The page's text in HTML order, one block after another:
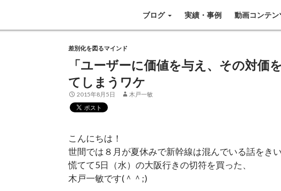
ブログ
実績・事例 動画コンテン
差別化を図るマインド
「ユーザーに価値を与え、その対価
てしまうワケ
2015年8月5日 木戸一敏
こんにちは！
世間では８月が夏休みで新幹線は混んでいる話をき
慌てて5日（水）の大阪行きの切符を買った、
木戸一敏です(＾＾;)